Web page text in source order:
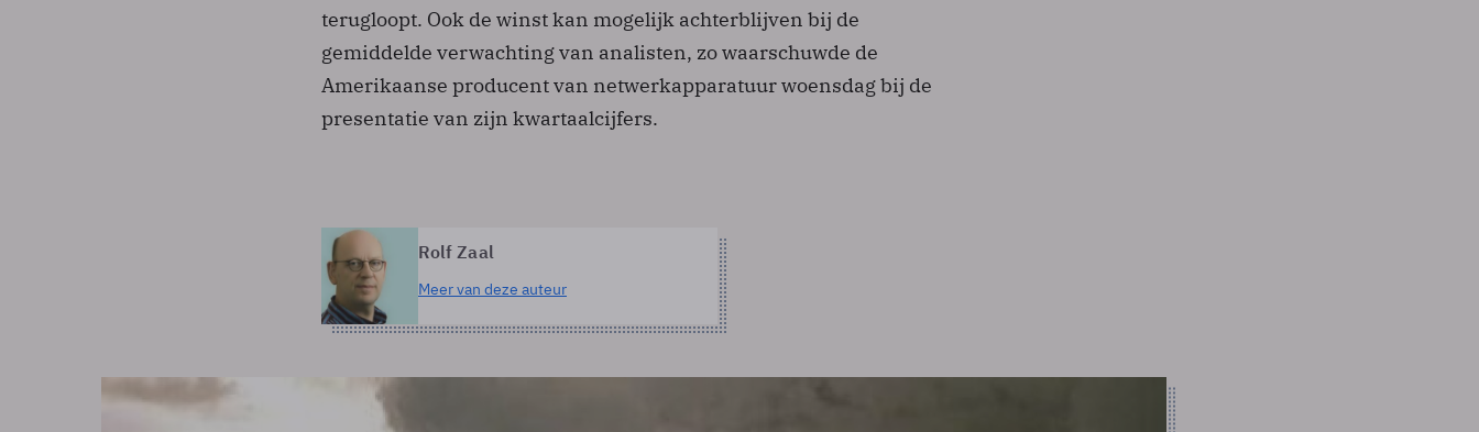
terugloopt. Ook de winst kan mogelijk achterblijven bij de
gemiddelde verwachting van analisten, zo waarschuwde de
Amerikaanse producent van netwerkapparatuur woensdag bij de
presentatie van zijn kwartaalcijfers.
Rolf Zaal
Meer van deze auteur